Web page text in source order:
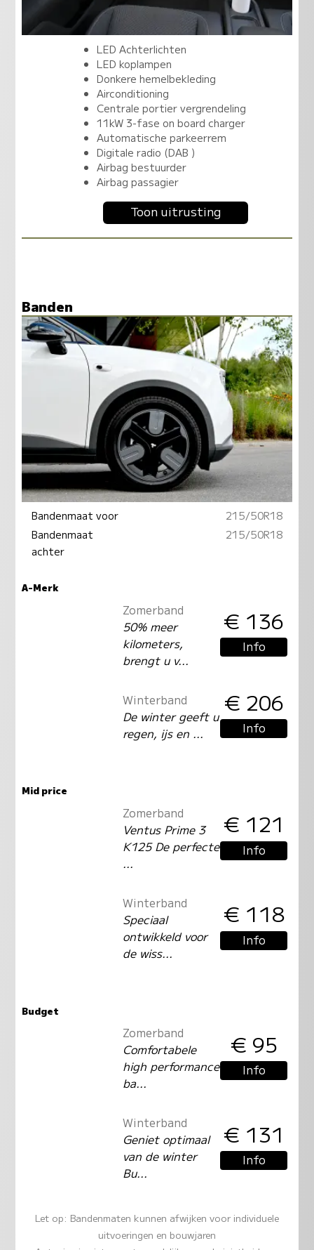
LED Achterlichten
LED koplampen
Donkere hemelbekleding
Airconditioning
Centrale portier vergrendeling
11kW 3-fase on board charger
Automatische parkeerrem
Digitale radio (DAB )
Airbag bestuurder
Airbag passagier
Toon uitrusting
Banden
Bandenmaat voor
215/50R18
Bandenmaat
achter
215/50R18
A-Merk
Zomerband
50% meer
kilometers,
brengt u v...
€ 136
Info
Winterband
De winter geeft u
regen, ijs en ...
€ 206
Info
Mid price
Zomerband
Ventus Prime 3
K125 De perfecte
...
€ 121
Info
Winterband
Speciaal
ontwikkeld voor
de wiss...
€ 118
Info
Budget
Zomerband
Comfortabele
high performance
ba...
€ 95
Info
Winterband
Geniet optimaal
van de winter
Bu...
€ 131
Info
Let op: Bandenmaten kunnen afwijken voor individuele
uitvoeringen en bouwjaren